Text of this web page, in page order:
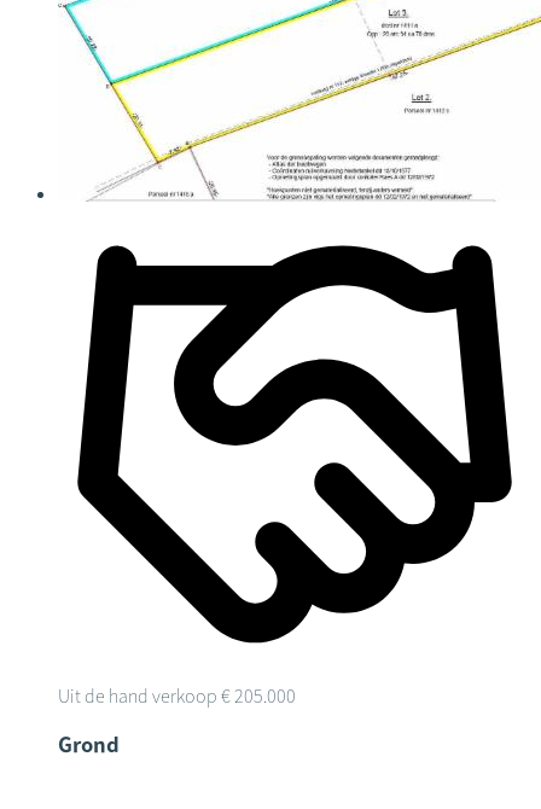
Uit de hand verkoop € 205.000
Grond